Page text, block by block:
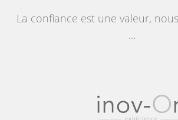
La confiance est une valeur,
...